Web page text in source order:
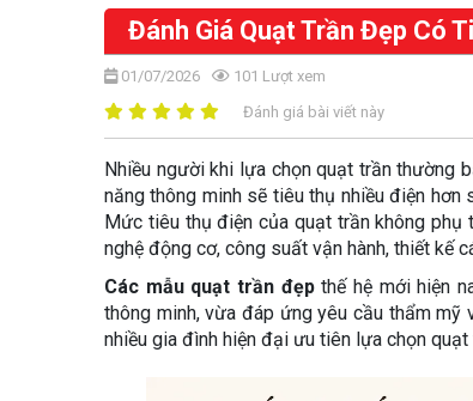
Đánh Giá Quạt Trần Đẹp Có
01/07/2026 101 Lượt xem
Đánh giá bài viết này
Nhiều người khi lựa chọn quạt trần thường
năng thông minh sẽ tiêu thụ nhiều điện hơn
Mức tiêu thụ điện của quạt trần không phụ
nghệ động cơ, công suất vận hành, thiết kế
Các mẫu quạt trần đẹpthế hệ mới hiện
thông minh, vừa đáp ứng yêu cầu thẩm
nhiều gia đình hiện đại ưu tiên lựa chọn